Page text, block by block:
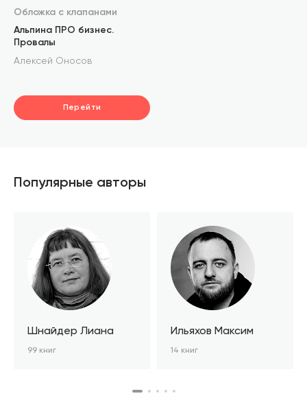
Обложка с клапанами
Альпина ПРО бизнес.
Провалы
Алексей Оносов
Перейти
Популярные авторы
Шнайдер Лиана
99 книг
Ильяхов Максим
14 книг